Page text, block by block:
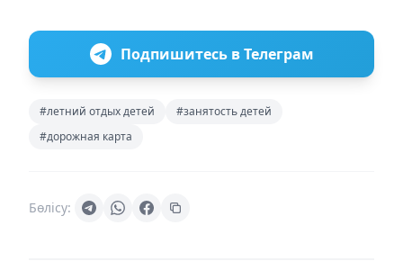
Подпишитесь в Телеграм
#летний отдых детей
#занятость детей
#дорожная карта
Бөлісу: